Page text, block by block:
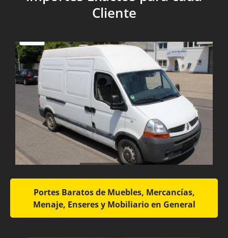
Cliente
Portes Baratos de Muebles, Mercancías,
Menaje, Enseres y Mobiliario en General